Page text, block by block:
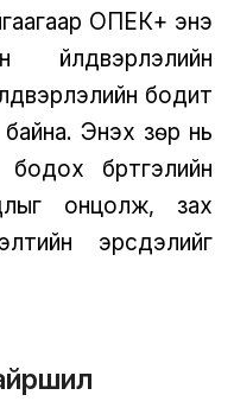
ОПЕК+ энэ
бодит
Энэхүү зөрүү нь
бодох бүртгэлийн
онцолж, зах
эрсдэлийг